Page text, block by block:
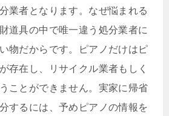
業者となります。なぜ悩まれる
道具の中で唯一違う処分業者に
物だからです。ピアノだけはピ
存在し、リサイクル業者もしく
ことができません。実家に帰省
するには、予めピアノの情報を